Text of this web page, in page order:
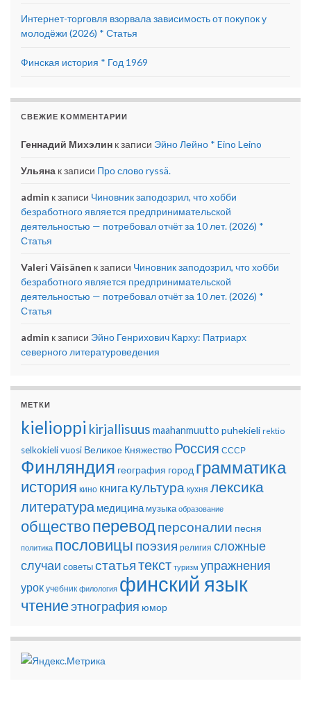
Интернет-торговля взорвала зависимость от покупок у
молодёжи (2026) * Статья
Финская история * Год 1969
СВЕЖИЕ КОММЕНТАРИИ
Геннадий Михэлин к записи Эйно Лейно * Eino Leino
Ульяна к записи Про слово ryssä.
admin к записи Чиновник заподозрил, что хобби
безработного является предпринимательской
деятельностью — потребовал отчёт за 10 лет. (2026) *
Статья
Valeri Väisänen к записи Чиновник заподозрил, что хобби
безработного является предпринимательской
деятельностью — потребовал отчёт за 10 лет. (2026) *
Статья
admin к записи Эйно Генрихович Карху: Патриарх
северного литературоведения
МЕТКИ
kielioppi kirjallisuus maahanmuutto puhekieli rektio
selkokielivuosi Великое Княжество Россия СССР
Финляндия география город грамматика
история кино книгакультура кухня лексика
литература медицина музыка образование
обществопереводперсоналии песня
политика пословицы поэзия религия сложные
случаи советыстатьятекст туризм упражнения
урок учебник филология финский язык
чтениеэтнография юмор